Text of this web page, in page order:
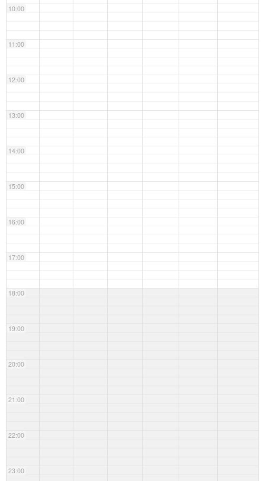
10:00
11:00
12:00
13:00
14:00
15:00
16:00
17:00
18:00
19:00
20:00
21:00
22:00
23:00